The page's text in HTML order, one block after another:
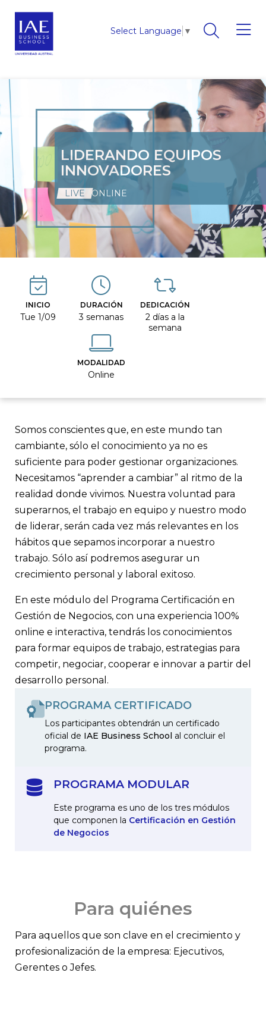
Select Language ▼
LIDERANDO EQUIPOS
INNOVADORES
LIVE ONLINE
INICIO
Tue 1/09
DURACIÓN
3 semanas
DEDICACIÓN
2 días a la
semana
MODALIDAD
Online
Somos conscientes que, en este mundo tan
cambiante, sólo el conocimiento ya no es
suficiente para poder gestionar organizaciones.
Necesitamos “aprender a cambiar” al ritmo de la
realidad donde vivimos. Nuestra voluntad para
superarnos, el trabajo en equipo y nuestro modo
de liderar, serán cada vez más relevantes en los
hábitos que sepamos incorporar a nuestro
trabajo. Sólo así podremos asegurar un
crecimiento personal y laboral exitoso.
En este módulo del Programa Certificación en
Gestión de Negocios, con una experiencia 100%
online e interactiva, tendrás los conocimientos
para formar equipos de trabajo, estrategias para
competir, negociar, cooperar e innovar a partir del
desarrollo personal.
PROGRAMA CERTIFICADO
Los participantes obtendrán un certificado
oficial de IAE Business School al concluir el
programa.
PROGRAMA MODULAR
Este programa es uno de los tres módulos
que componen la Certificación en Gestión
de Negocios
Para quiénes
Para aquellos que son clave en el crecimiento y
profesionalización de la empresa: Ejecutivos,
Gerentes o Jefes.